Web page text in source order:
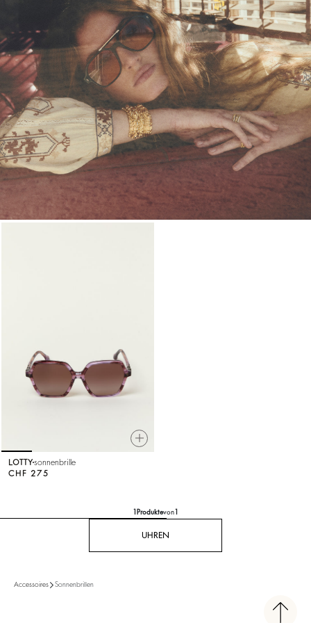
LOTTYsonnenbrille
CHF 275
Produktevon
UHREN
Accessoires Sonnenbrillen